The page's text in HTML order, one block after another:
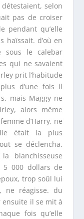
selon
pas de croiser
pendant qu’elle
haïssait. d’où en
sous le calebar
qui ne savaient
prit l’habitude
d’une fois il
mais Maggy ne
alors même
d’Harry, ne
était la plus
se déclencha.
blanchisseuse
5 000 dollars de
trop soûl lui
ne réagisse. du
il se mit à
fois qu’elle